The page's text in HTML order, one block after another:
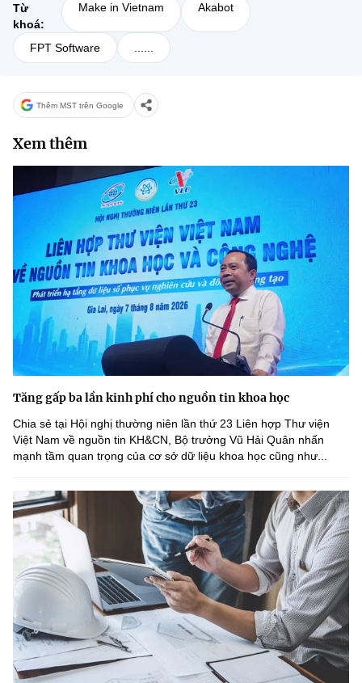
Từ
khoá:
Make in Vietnam Akabot
FPT Software ......
Thêm MST trên Google
Xem thêm
Tăng gấp ba lần kinh phí cho nguồn tin khoa học
Chia sẻ tại Hội nghị thường niên lần thứ 23 Liên hợp Thư viện
Việt Nam về nguồn tin KH&CN, Bộ trưởng Vũ Hải Quân nhấn
mạnh tầm quan trọng của cơ sở dữ liệu khoa học cũng như...